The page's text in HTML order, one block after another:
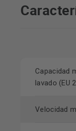
Capacidad
lavado (EU
Velocidad